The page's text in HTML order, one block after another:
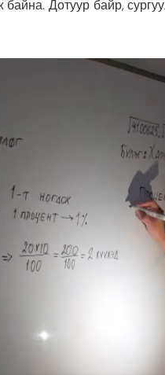
Дотуур байр,